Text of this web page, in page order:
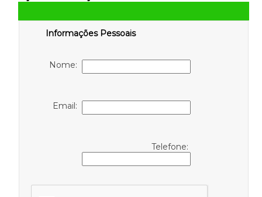
Informações Pessoais
Nome:
Email:
Telefone: